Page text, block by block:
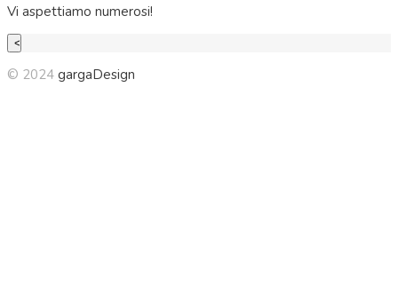
Vi aspettiamo numerosi!
© 2024 gargaDesign